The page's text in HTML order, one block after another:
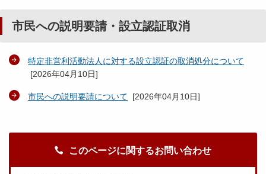
市民への説明要請・設立認証取消
特定非営利活動法人に対する設立認証の取消処分について
[2026年04月10日]
市民への説明要請について [2026年04月10日]
このページに関するお問い合わせ